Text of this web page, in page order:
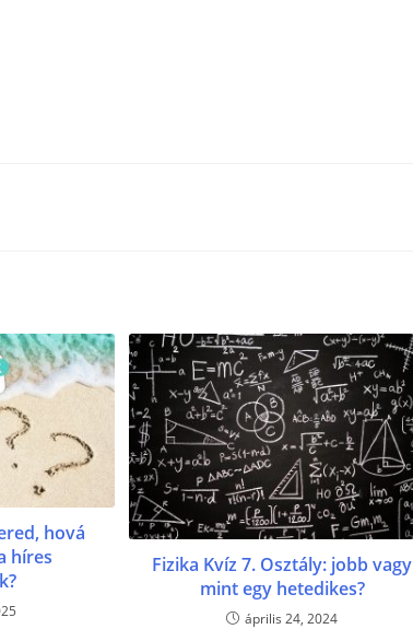
hová
híres
Fizika Kvíz 7. Osztály: jobb vagy
mint egy hetedikes?
április 24, 2024